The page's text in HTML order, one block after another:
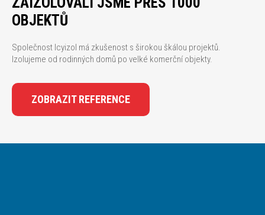
OBJEKTŮ
Společnost Icyizol má zkušenost s širokou škálou projektů.
Izolujeme od rodinných domů po velké komerční objekty.
ZOBRAZIT REFERENCE